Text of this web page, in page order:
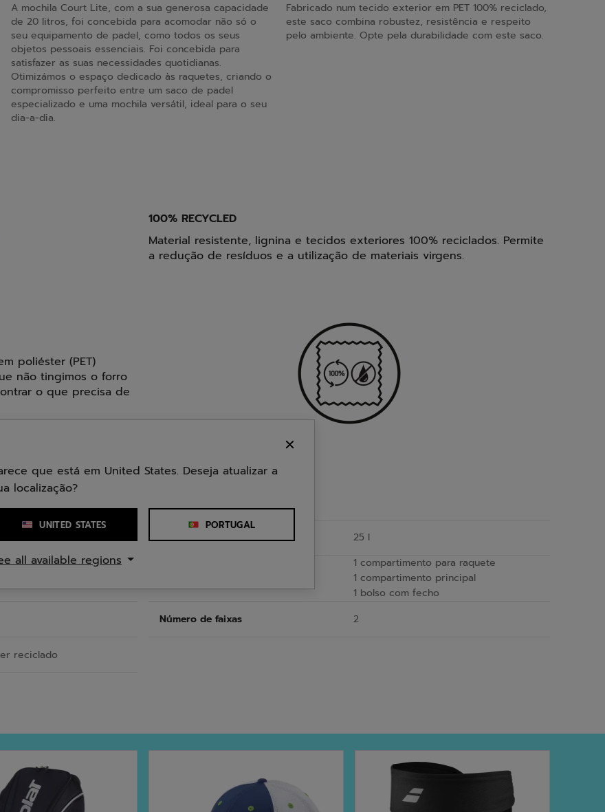
A mochila Court Lite, com a sua generosa capacidade
de 20 litros, foi concebida para acomodar não só o
seu equipamento de padel, como todos os seus
objetos pessoais essenciais. Foi concebida para
satisfazer as suas necessidades quotidianas.
Otimizámos o espaço dedicado às raquetes, criando o
compromisso perfeito entre um saco de padel
especializado e uma mochila versátil, ideal para o seu
dia-a-dia.
Fabricado num tecido exterior em PET 100% reciclado,
este saco combina robustez, resistência e respeito
pelo ambiente. Opte pela durabilidade com este saco.
100% RECYCLED
Material resistente, lignina e tecidos exteriores 100% reciclados. Permite
a redução de resíduos e a utilização de materiais virgens.
poliéster (PET)
não tingimos o forro
o que precisa de
Capacidade 25 l
1 compartimento para raquete
1 compartimento principal
1 bolso com fecho
Número de faixas 2
reciclado
que está em United States. Deseja atualizar a
localização?
UNITED STATES PORTUGAL
all available regions